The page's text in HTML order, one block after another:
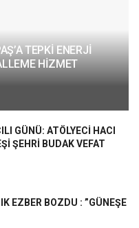
TEPKİ ENERJİ
HİZMET
GÜNÜ: ATÖLYECİ HACI
ŞEHRİ BUDAK VEFAT
EZBER BOZDU : ”GÜNEŞE